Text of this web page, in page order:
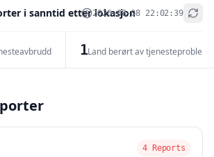
i sanntid etter lokasjon2026-08-08 22:02:39
1Land berørt av
+
4 Reports